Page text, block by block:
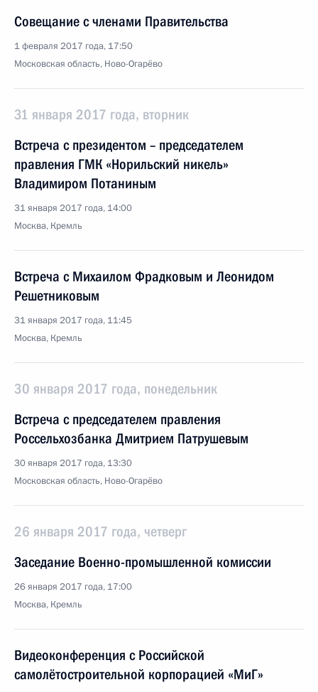
Совещание с членами Правительства
1 февраля 2017 года, 17:50
Московская область, Ново-Огарёво
31 января 2017 года, вторник
Встреча с президентом – председателем
правления ГМК «Норильский никель»
Владимиром Потаниным
31 января 2017 года, 14:00
Москва, Кремль
Встреча с Михаилом Фрадковым и Леонидом
Решетниковым
31 января 2017 года, 11:45
Москва, Кремль
30 января 2017 года, понедельник
Встреча с председателем правления
Россельхозбанка Дмитрием Патрушевым
30 января 2017 года, 13:30
Московская область, Ново-Огарёво
26 января 2017 года, четверг
Заседание Военно-промышленной комиссии
26 января 2017 года, 17:00
Москва, Кремль
Видеоконференция с Российской
самолётостроительной корпорацией «МиГ»